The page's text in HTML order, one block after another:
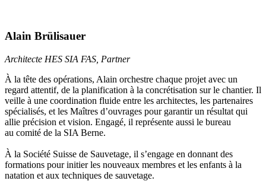
Alain Brülisauer
Architecte HES SIA FAS, Partner
À la tête des opérations, Alain orchestre chaque projet avec un
regard attentif, de la planification à la concrétisation sur le chantier. Il
veille à une coordination fluide entre les architectes, les partenaires
spécialisés, et les Maîtres d’ouvrages pour garantir un résultat qui
allie précision et vision. Engagé, il représente aussi le bureau
au comité de la SIA Berne.
À la Société Suisse de Sauvetage, il s’engage en donnant des
formations pour initier les nouveaux membres et les enfants à la
natation et aux techniques de sauvetage.